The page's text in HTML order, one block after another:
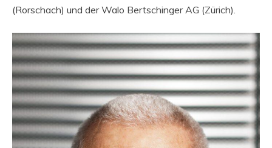
(Rorschach) und der Walo Bertschinger AG (Zürich).